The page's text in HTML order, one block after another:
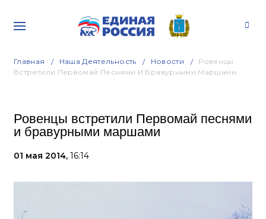
Главная Наша Деятельность Новости
Ровенцы
Встретили Первомай Песнями И Бравурными Маршами
Ровенцы встретили Первомай песнями
и бравурными маршами
01 мая 2014, 16:14